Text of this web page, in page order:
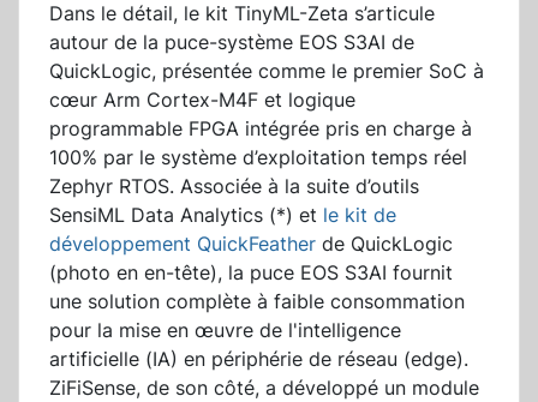
Dans le détail, le kit TinyML-Zeta s’articule
autour de la puce-système EOS S3AI de
QuickLogic, présentée comme le premier SoC à
cœur Arm Cortex-M4F et logique
programmable FPGA intégrée pris en charge à
100% par le système d’exploitation temps réel
Zephyr RTOS. Associée à la suite d’outils
SensiML Data Analytics (*) et le kit de
développement QuickFeather de QuickLogic
(photo en en-tête), la puce EOS S3AI fournit
une solution complète à faible consommation
pour la mise en œuvre de l'intelligence
artificielle (IA) en périphérie de réseau (edge).
ZiFiSense, de son côté, a développé un module